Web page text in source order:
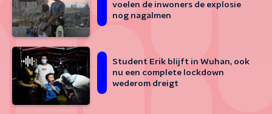
voelen de inwoners de explosie
nog nagalmen
Student Erik blijft in Wuhan, ook
nu een complete lockdown
wederom dreigt